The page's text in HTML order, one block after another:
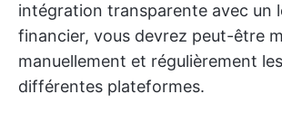
intégration transparente avec un
financier, vous devrez peut-être
manuellement et régulièrement
différentes plateformes.